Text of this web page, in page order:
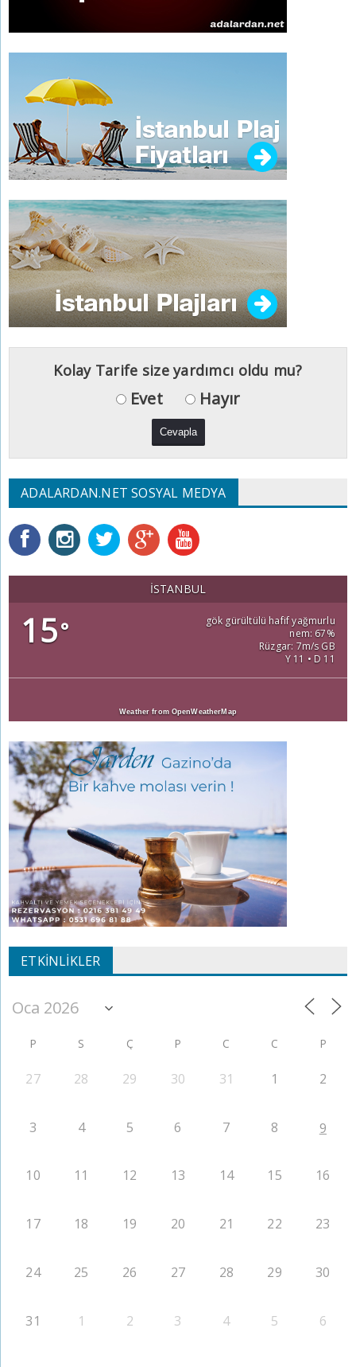
Kolay Tarife size yardımcı oldu mu?
Evet Hayır
ADALARDAN.NET SOSYAL MEDYA
İSTANBUL
15°
gök gürültülü hafif yağmurlu
nem: 67%
Rüzgar: 7m/s GB
Y 11 • D 11
Weather from OpenWeatherMap
ETKINLIKLER
P S Ç P C C P
27 28 29 30 31 1 2
3 4 5 6 7 8 9
10 11 12 13 14 15 16
17 18 19 20 21 22 23
24 25 26 27 28 29 30
31 1 2 3 4 5 6